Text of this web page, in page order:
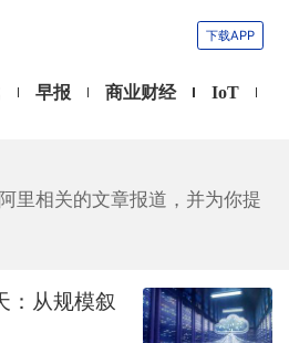
下载APP
早报 商业财经 IoT
里相关的文章报道，并为你提
：从规模叙